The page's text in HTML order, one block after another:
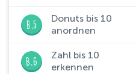
B.5
Donuts bis 10
anordnen
B.6
Zahl bis 10
erkennen